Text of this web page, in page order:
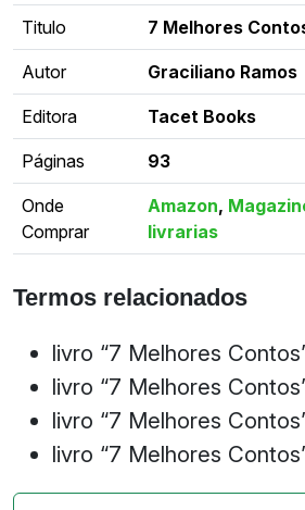
Titulo 7 Melhores
Autor Graciliano Ramos
Editora Tacet Books
Páginas 93
Onde
Comprar
Amazon,
livrarias
Termos relacionados
livro “7 Melhores
livro “7 Melhores
livro “7 Melhores
livro “7 Melhores